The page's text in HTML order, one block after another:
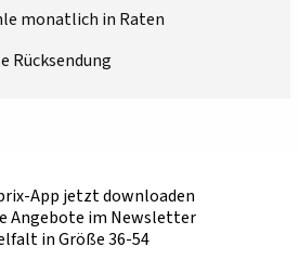
monatlich in Raten
Rücksendung
App jetzt downloaden
Angebote im Newsletter
in Größe 36-54